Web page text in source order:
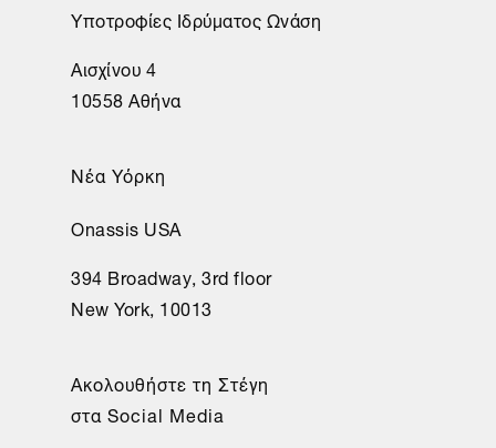
Υποτροφίες Ιδρύματος Ωνάση
Αισχίνου 4
10558 Αθήνα
Νέα Υόρκη
Onassis USA
394 Broadway, 3rd floor
New York, 10013
Ακολουθήστε τη Στέγη
στα Social Media